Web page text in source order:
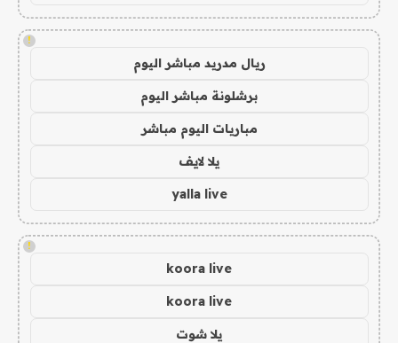
!
ريال مدريد مباشر اليوم
برشلونة مباشر اليوم
مباريات اليوم مباشر
يلا لايف
yalla live
!
koora live
koora live
يلا شوت